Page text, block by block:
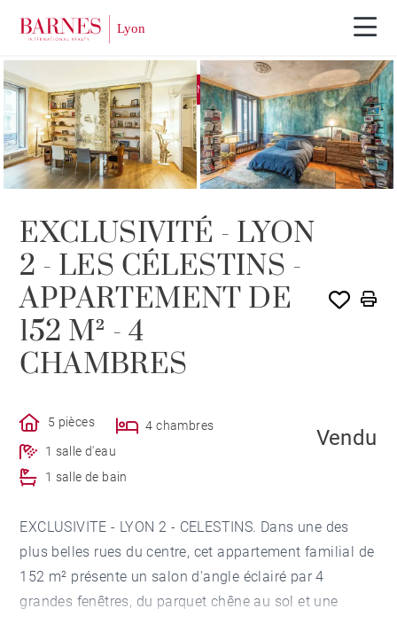
EXCLUSIVITÉ VENDU PAR BARNES
EXCLUSIVITÉ - LYON
2 - LES CÉLESTINS -
APPARTEMENT DE
152 M² - 4
CHAMBRES
5 pièces
4 chambres
1 salle d'eau
1 salle de bain
Vendu
EXCLUSIVITE - LYON 2 - CELESTINS. Dans une des
plus belles rues du centre, cet appartement familial de
152 m² présente un salon d'angle éclairé par 4
grandes fenêtres, du parquet chêne au sol et une